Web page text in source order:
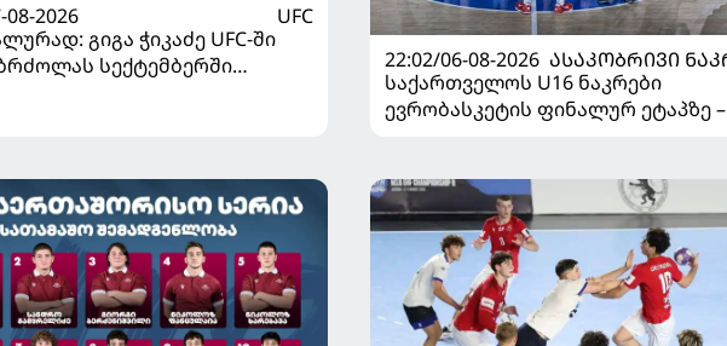
08-2026
UFC
გიგა ჭიკაძე UFC-ში
სექტემბერში
22:02/06-08-2026 ᲐᲡᲐᲙᲝᲑᲠᲘᲕᲘ
საქართველოს U16 ნაკრები
ევრობასკეტის ფინალურ ეტაპზე –